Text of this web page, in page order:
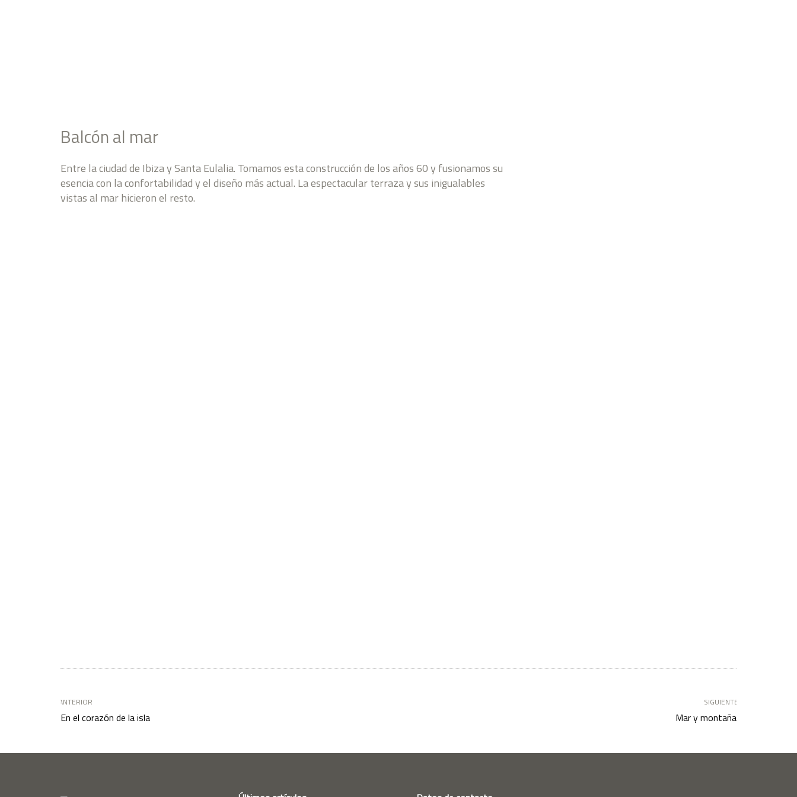
Balcón al mar
Entre la ciudad de Ibiza y Santa Eulalia. Tomamos esta construcción de los años 60 y fusionamos su
esencia con la confortabilidad y el diseño más actual. La espectacular terraza y sus inigualables
vistas al mar hicieron el resto.
ANTERIOR
En el corazón de la isla
SIGUIENTE
Mar y montaña